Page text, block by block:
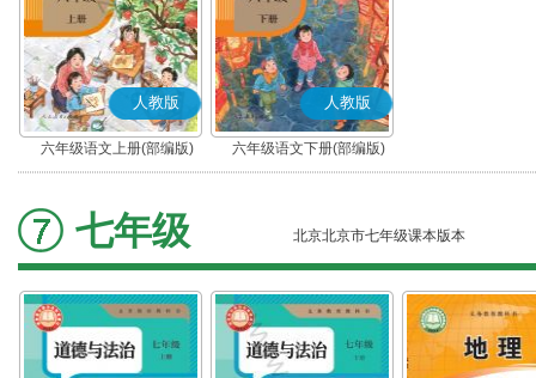
人教版
六年级语文上册(部编版)
人教版
六年级语文下册(部编版)
七年级 北京北京市七年级课本版本